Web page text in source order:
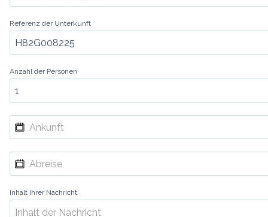
Referenz der Unterkunft
Anzahl der Personen
Inhalt Ihrer Nachricht